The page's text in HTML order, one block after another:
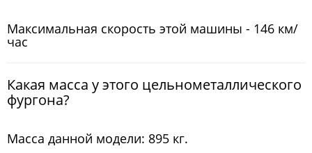
Максимальная скорость этой машины - 146 км/
час
Какая масса у этого цельнометаллического
фургона?
Масса данной модели: 895 кг.